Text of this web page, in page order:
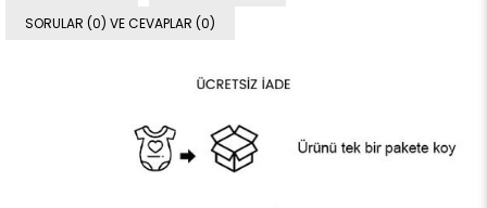
SORULAR (0) VE CEVAPLAR (0)